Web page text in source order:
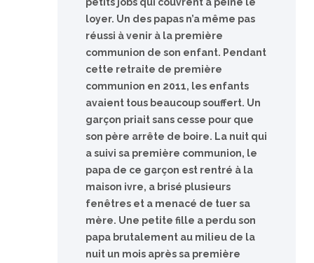
petits jobs qui couvrent à peine le
loyer. Un des papas n’a même pas
réussi à venir à la première
communion de son enfant. Pendant
cette retraite de première
communion en 2011, les enfants
avaient tous beaucoup souffert. Un
garçon priait sans cesse pour que
son père arrête de boire. La nuit qui
a suivi sa première communion, le
papa de ce garçon est rentré à la
maison ivre, a brisé plusieurs
fenêtres et a menacé de tuer sa
mère. Une petite fille a perdu son
papa brutalement au milieu de la
nuit un mois après sa première